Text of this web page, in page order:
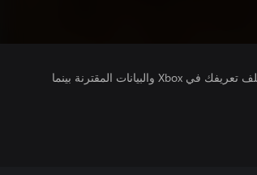
يتلقى ناشرو الألعاب التي تقوم بتشغيلها وصولاً إلى معلومات ملف تعريفك في Xbox والبيانات المقترنة بينما